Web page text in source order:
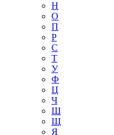
Н
О
П
Р
С
Т
У
Ф
Ц
Ч
Ш
Щ
Я